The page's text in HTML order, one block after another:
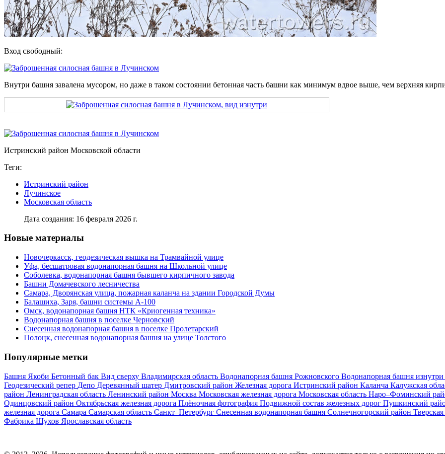
Вход свободный:
Внутри башня завалена мусором, но даже в таком состоянии бетонная часть башни как минимум вдвое выше, чем верхняя
Истринский район Московской области
Теги:
Истринский район
Лучинское
Московская область
Дата создания: 16 февраля 2026 г.
Новые материалы
Новочеркасск, геодезическая вышка на Трамвайной улице
Уфа, бесшатровая водонапорная башня на Школьной улице
Соболевка, водонапорная башня бывшего кирпичного завода
Башни Домачевского лесничества
Самара, Дворянская улица, пожарная каланча на здании Городской Думы
Балашиха, Заря, башни системы А-100
Омск, водонапорная башня НТК «Криогенная техника»
Водонапорная башня в поселке Черновский
Снесенная водонапорная башня в поселке Пролетарский
Полоцк, снесенная водонапорная башня на улице Толстого
Популярные метки
Башня Якоби Бетонный бак Вид сверху Владимирская область Водонапорная башня Рожновского Водонапорная башня изнутри
Геодезический репер Депо Деревянный шатер Дмитровский район Железная дорога Истринский район Каланча Калужская
район Ленинградская область Ленинский район Москва Московская железная дорога Московская область Наро–Фоминский
Одинцовский район Октябрьская железная дорога Плёночная фотография Подвижной состав железных дорог Пушкинский
железная дорога Самара Самарская область Санкт–Петербург Снесенная водонапорная башня Солнечногорский район
Фабрика Шухов Ярославская область